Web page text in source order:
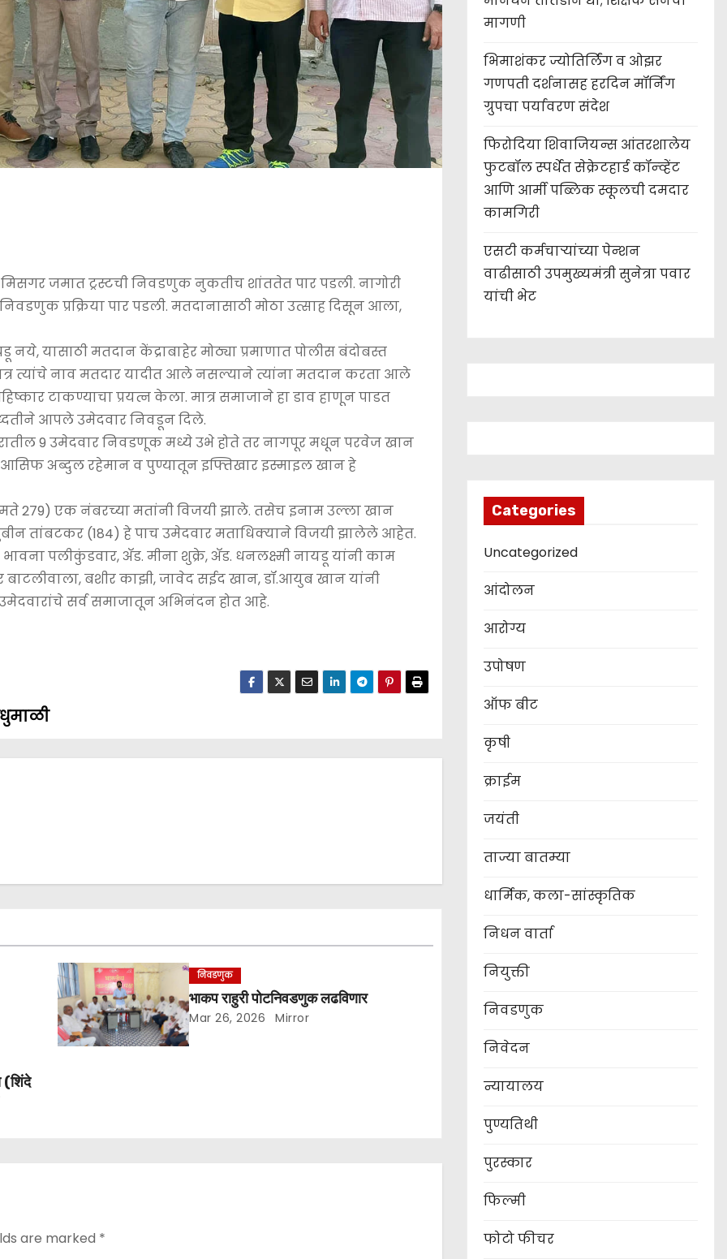
जमात ट्रस्टची निवडणुक नुकतीच शांततेत पार पडली. नागोरी
प्रक्रिया पार पडली. मतदानासाठी मोठा उत्साह दिसून आला,
नये, यासाठी मतदान केंद्राबाहेर मोठ्या प्रमाणात पोलीस बंदोबस्त
त्यांचे नाव मतदार यादीत आले नसल्याने त्यांना मतदान करता आले
टाकण्याचा प्रयत्न केला. मात्र समाजाने हा डाव हाणून पाडत
आपले उमेदवार निवडून दिले.
9 उमेदवार निवडणूक मध्ये उभे होते तर नागपूर मधून परवेज खान
अब्दुल रहेमान व पुण्यातून इफ्तिखार इस्माइल खान हे
279) एक नंबरच्या मतांनी विजयी झाले. तसेच इनाम उल्ला खान
तांबटकर (184) हे पाच उमेदवार मताधिक्याने विजयी झालेले आहेत.
पलीकुंडवार, अ‍ॅड. मीना शुक्रे, अ‍ॅड. धनलक्ष्मी नायडू यांनी काम
बशीर काझी, जावेद सईद खान, डॉ.आयुब खान यांनी
सर्व समाजातून अभिनंदन होत आहे.
निवडणुक
भाकप राहुरी पोटनिवडणुक लढविणार
Mar 26, 2026 Mirror
(शिंदे
are marked *
मागणी
भिमाशंकर ज्योतिर्लिंग व ओझर
गणपती दर्शनासह हरदिन मॉर्निंग
ग्रुपचा पर्यावरण संदेश
फिरोदिया शिवाजियन्स आंतरशालेय
फुटबॉल स्पर्धेत सेक्रेटहार्ड कॉन्व्हेंट
आणि आर्मी पब्लिक स्कूलची दमदार
कामगिरी
एसटी कर्मचाऱ्यांच्या पेन्शन
वाढीसाठी उपमुख्यमंत्री सुनेत्रा पवार
यांची भेट
Categories
Uncategorized
आंदोलन
आरोग्य
उपोषण
ऑफ बीट
कृषी
क्राईम
जयंती
ताज्या बातम्या
धार्मिक, कला-सांस्कृतिक
निधन वार्ता
नियुक्ती
निवडणुक
निवेदन
न्यायालय
पुण्यतिथी
पुरस्कार
फिल्मी
फोटो फीचर